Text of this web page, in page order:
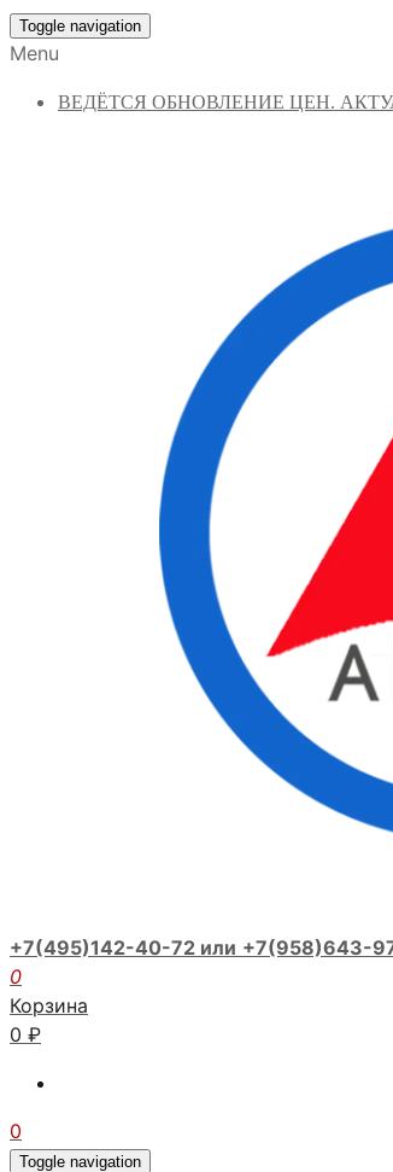
Toggle navigation
Menu
ВЕДЁТСЯ ОБНОВЛЕНИЕ ЦЕН.
+7(495)142-40-72 или +7(958)643-
0
Корзина
0 ₽
0
Toggle navigation